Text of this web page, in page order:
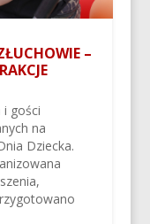
–
i gości
na
Dziecka.